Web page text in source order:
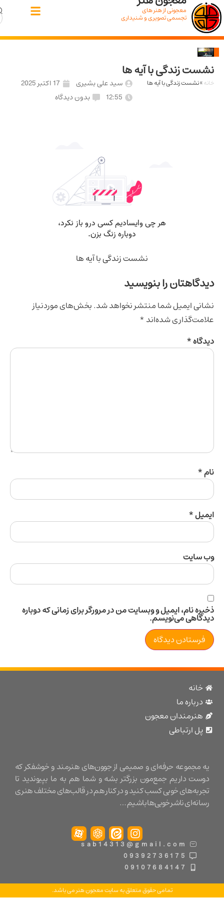
معجونی از هنر های
تجسمی تصویری و شنیداری
زندگی با آیه ها
نشست زندگی با آیه ها سید علی بشیری
17 اکتبر 2025
12:55
بدون دیدگاه
نشست زندگی با آیه ها
را بنویسید
ایمیل شما منتشر نخواهد شد.بخش‌های موردنیاز
شده‌اند*
*
*
نام، ایمیل و وبسایت من در مرورگر برای زمانی که دوباره
می‌نویسم.
ما
معجون
ارتباطی
حرفه‌ای و صمیمی از جوون‌های هنرمند و خوشفکر که
داریم جمع‌مون بزرگتر بشه و شما هم به ما بپیوندید تا
خوبی کسب کنید و در کنار هم در قالب‌های مختلف هنری
ناشر خوبی‌ها باشیم …
sab14313@gmail.com
09392736175
09107684147
تمامی حقوق متعلق به سایت معجون هنر می باشد.